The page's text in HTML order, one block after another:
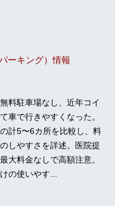
ーキング）情報
料駐車場なし、近年コイ
車で行きやすくなった。
計5〜6カ所を比較し、料
しやすさを詳述。医院提
大料金なしで高額注意。
の使いやす...